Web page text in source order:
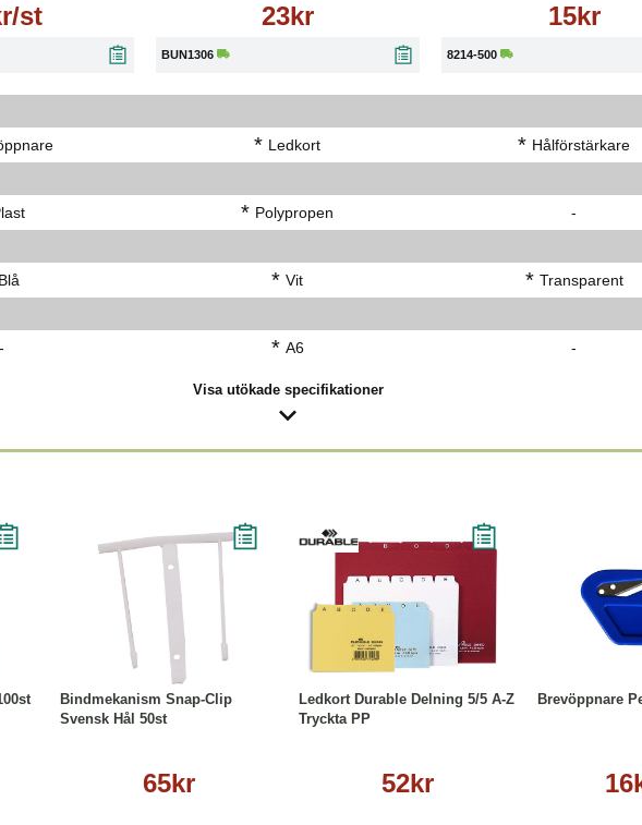
st 23kr
BUN1306
15kr
8214-500
* Ledkort * Hålförstärkare
* Polypropen -
Blå * Vit * Transparent
- * A6 -
Visa utökade specifikationer
Bindmekanism Snap-Clip
Svensk Hål 50st
65kr
Köp
Ledkort Durable Delning 5/5 A-Z
Tryckta PP
52kr
Läs mer
Brevöppnare